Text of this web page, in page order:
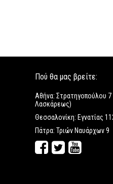
Πού θα μας βρείτε:
Αθήνα: Στρατηγοπούλου 7
Λασκάρεως)
Θεσσαλονίκη: Εγνατίας
Πάτρα: Τριών Ναυάρχων 9